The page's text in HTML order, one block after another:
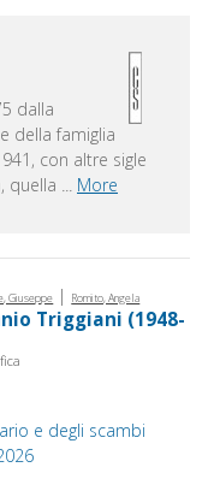
dalla
della famiglia
con altre sigle
quella
More
Giuseppe | Romito, Angela
Triggiani (1948-
e degli scambi